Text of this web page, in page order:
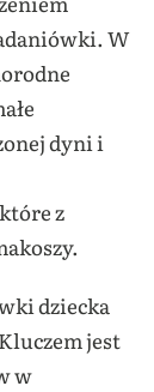
W
dyni i
z
dziecka
jest
w